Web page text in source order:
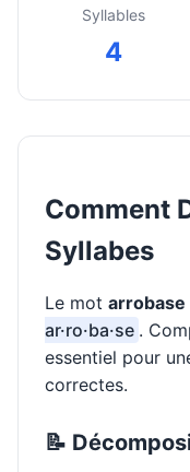
Syllables
4
Comment
Syllabes
Le mot arrobase
ar·ro·ba·se .
essentiel pour
correctes.
📝